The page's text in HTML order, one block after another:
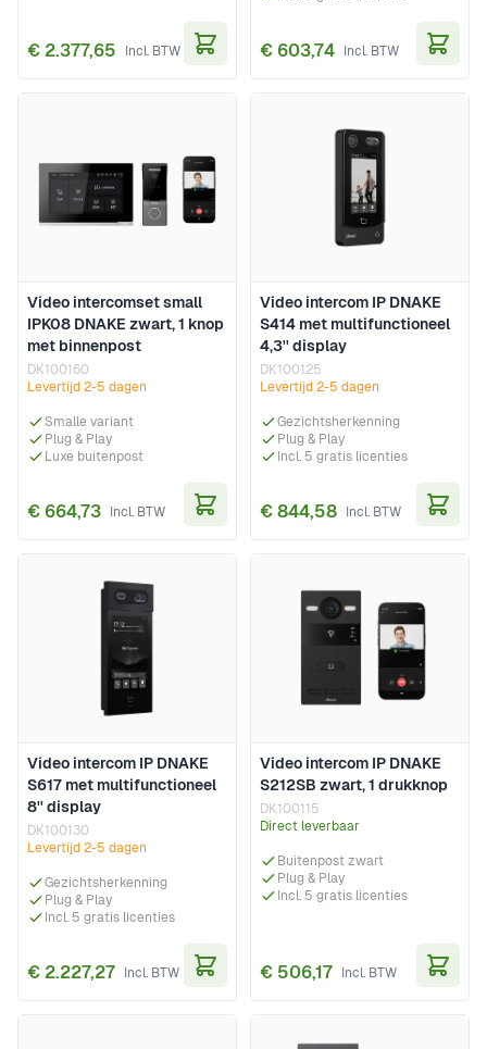
€ 2.377,65 € 603,74
Video intercomset small
IPK08 DNAKE zwart, 1 knop
met binnenpost
DK100160
Levertijd 2-5 dagen
Smalle variant
Plug & Play
Luxe buitenpost
€ 664,73
Video intercom IP DNAKE
S414 met multifunctioneel
4,3'' display
DK100125
Levertijd 2-5 dagen
Gezichtsherkenning
Plug & Play
Incl. 5 gratis licenties
€ 844,58
Video intercom IP DNAKE
S617 met multifunctioneel
8'' display
DK100130
Levertijd 2-5 dagen
Gezichtsherkenning
Plug & Play
Incl. 5 gratis licenties
€ 2.227,27
Video intercom IP DNAKE
S212SB zwart, 1 drukknop
DK100115
Direct leverbaar
Buitenpost zwart
Plug & Play
Incl. 5 gratis licenties
€ 506,17